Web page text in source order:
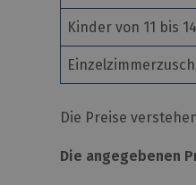
Kinder von 11 bis
Die Preise
Die angegebenen